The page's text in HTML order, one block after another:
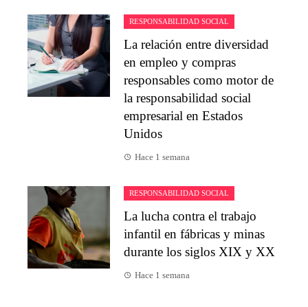
RESPONSABILIDAD SOCIAL
La relación entre diversidad
en empleo y compras
responsables como motor de
la responsabilidad social
empresarial en Estados
Unidos
Hace 1 semana
RESPONSABILIDAD SOCIAL
La lucha contra el trabajo
infantil en fábricas y minas
durante los siglos XIX y XX
Hace 1 semana